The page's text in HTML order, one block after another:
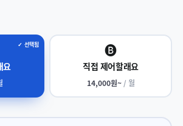
✓ 선택됨
요
🅑
직접 제어할래요
14,000원~ / 월